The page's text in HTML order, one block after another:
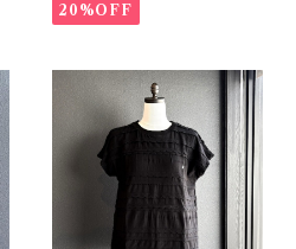
20%OFF